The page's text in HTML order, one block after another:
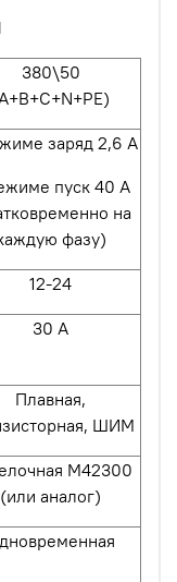
380\50
заряд 2,6 А
пуск 40 А
на
фазу)
12-24
30 А
Плавная,
ШИМ
М42300
(или аналог)